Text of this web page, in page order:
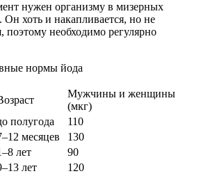
нужен организму в мизерных
Он хоть и накапливается, но не
поэтому необходимо регулярно
нормы йода
Мужчины и женщины
(мкг)
полугода
110
месяцев
130
лет
90
лет
120